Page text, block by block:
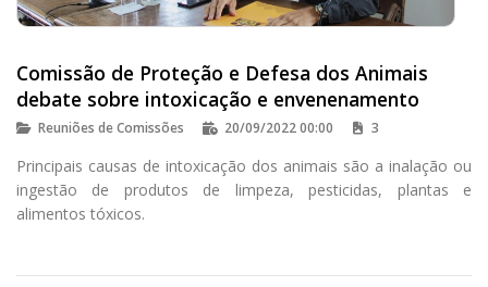
Comissão de Proteção e Defesa dos Animais
debate sobre intoxicação e envenenamento
Reuniões de Comissões 20/09/2022 00:00 3
Principais causas de intoxicação dos animais são a inalação ou
ingestão de produtos de limpeza, pesticidas, plantas e
alimentos tóxicos.